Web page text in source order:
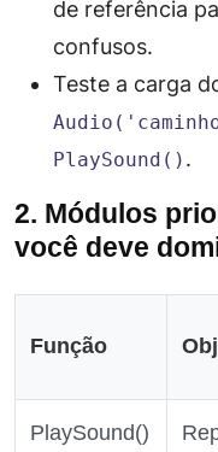
de referência
confusos.
Teste a carga
PlaySound() .
2. Módulos
você deve
Função
PlaySound()